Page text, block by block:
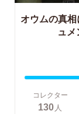
オウムの真
ュ
コレクター
130 人